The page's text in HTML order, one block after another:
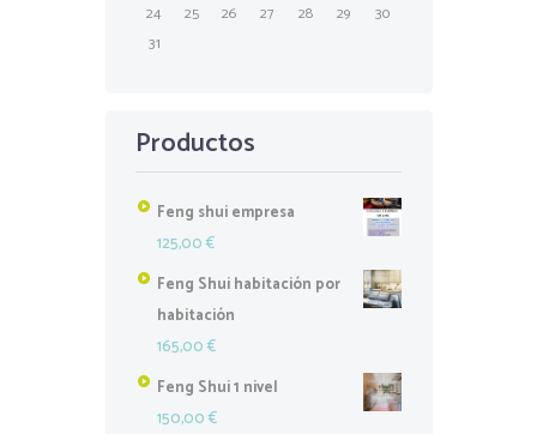
24
25 26 27 28 29
30
31
Productos
Feng shui empresa
125,00€
Feng Shui habitación por
habitación
165,00€
Feng Shui 1 nivel
150,00€